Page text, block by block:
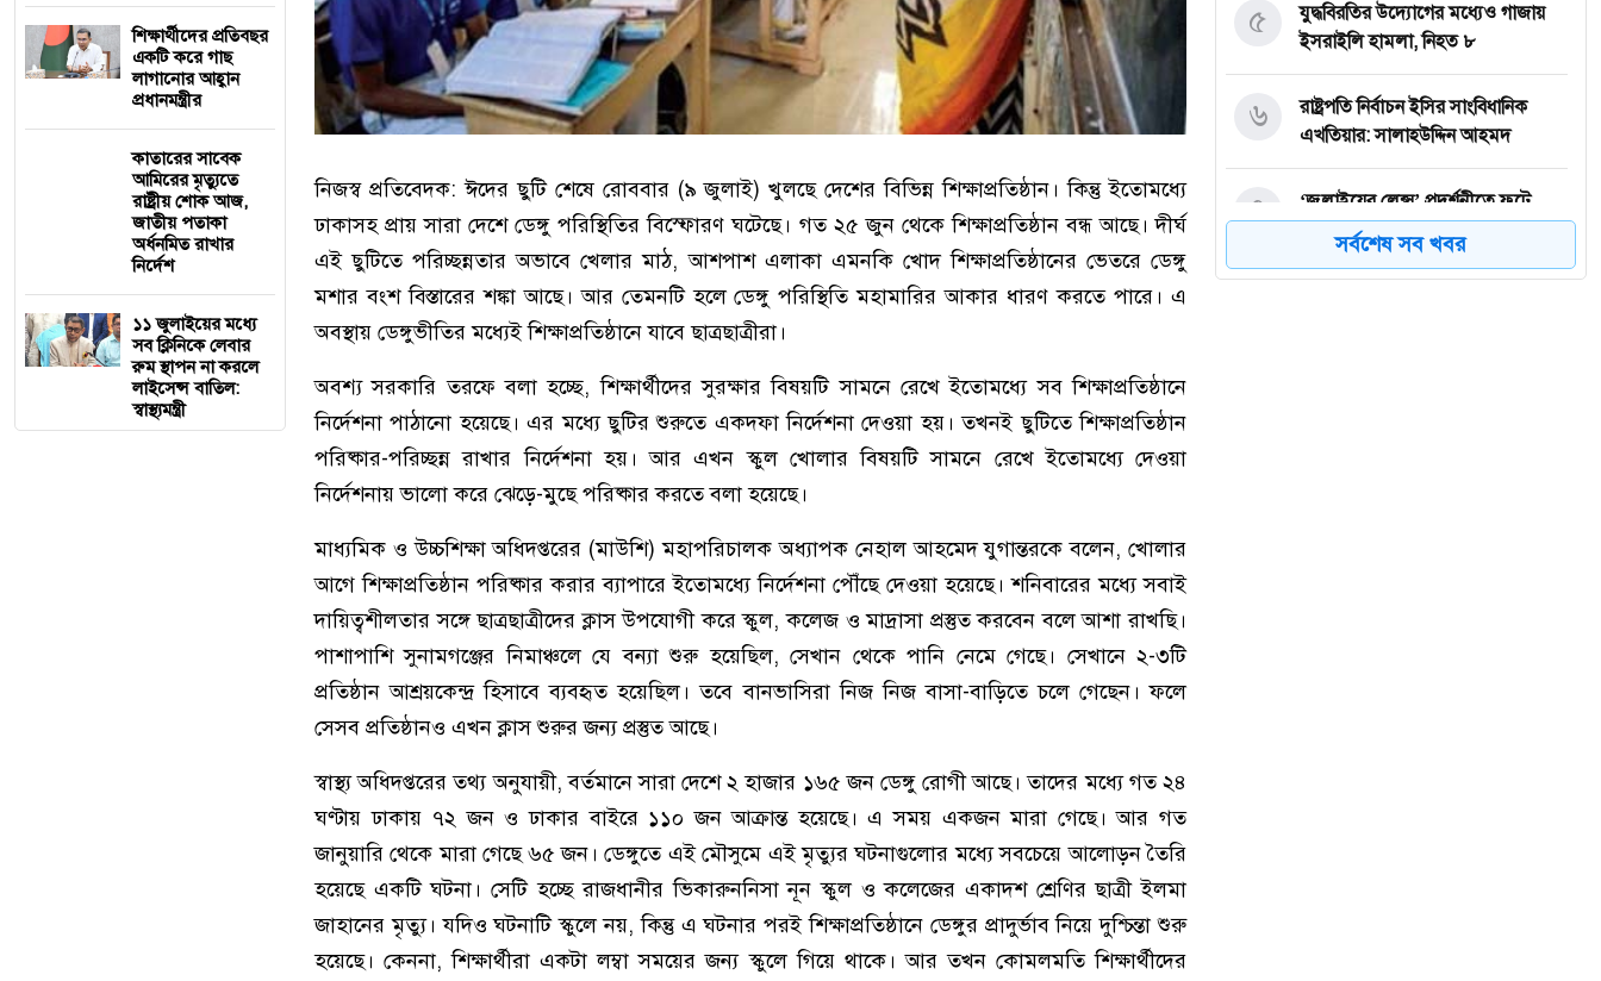
শিক্ষার্থীদের প্রতিবছর
একটি করে গাছ
লাগানোর আহ্বান
প্রধানমন্ত্রীর
কাতারের সাবেক
আমিরের মৃত্যুতে
রাষ্ট্রীয় শোক আজ,
জাতীয় পতাকা
অর্ধনমিত রাখার
নির্দেশ
১১ জুলাইয়ের মধ্যে
সব ক্লিনিকে লেবার
রুম স্থাপন না করলে
লাইসেন্স বাতিল:
স্বাস্থ্যমন্ত্রী
নিজস্ব প্রতিবেদক: ঈদের ছুটি শেষে রোববার (৯ জুলাই) খুলছে দেশের বিভিন্ন শিক্ষাপ্রতিষ্ঠান। কিন্তু ইতোমধ্যে
ঢাকাসহ প্রায় সারা দেশে ডেঙ্গু পরিস্থিতির বিস্ফোরণ ঘটেছে। গত ২৫ জুন থেকে শিক্ষাপ্রতিষ্ঠান বন্ধ আছে। দীর্ঘ
এই ছুটিতে পরিচ্ছন্নতার অভাবে খেলার মাঠ, আশপাশ এলাকা এমনকি খোদ শিক্ষাপ্রতিষ্ঠানের ভেতরে ডেঙ্গু
মশার বংশ বিস্তারের শঙ্কা আছে। আর তেমনটি হলে ডেঙ্গু পরিস্থিতি মহামারির আকার ধারণ করতে পারে। এ
অবস্থায় ডেঙ্গুভীতির মধ্যেই শিক্ষাপ্রতিষ্ঠানে যাবে ছাত্রছাত্রীরা।
অবশ্য সরকারি তরফে বলা হচ্ছে, শিক্ষার্থীদের সুরক্ষার বিষয়টি সামনে রেখে ইতোমধ্যে সব শিক্ষাপ্রতিষ্ঠানে
নির্দেশনা পাঠানো হয়েছে। এর মধ্যে ছুটির শুরুতে একদফা নির্দেশনা দেওয়া হয়। তখনই ছুটিতে শিক্ষাপ্রতিষ্ঠান
পরিষ্কার-পরিচ্ছন্ন রাখার নির্দেশনা হয়। আর এখন স্কুল খোলার বিষয়টি সামনে রেখে ইতোমধ্যে দেওয়া
নির্দেশনায় ভালো করে ঝেড়ে-মুছে পরিষ্কার করতে বলা হয়েছে।
মাধ্যমিক ও উচ্চশিক্ষা অধিদপ্তরের (মাউশি) মহাপরিচালক অধ্যাপক নেহাল আহমেদ যুগান্তরকে বলেন, খোলার
আগে শিক্ষাপ্রতিষ্ঠান পরিষ্কার করার ব্যাপারে ইতোমধ্যে নির্দেশনা পৌঁছে দেওয়া হয়েছে। শনিবারের মধ্যে সবাই
দায়িত্বশীলতার সঙ্গে ছাত্রছাত্রীদের ক্লাস উপযোগী করে স্কুল, কলেজ ও মাদ্রাসা প্রস্তুত করবেন বলে আশা রাখছি।
পাশাপাশি সুনামগঞ্জের নিমাঞ্চলে যে বন্যা শুরু হয়েছিল, সেখান থেকে পানি নেমে গেছে। সেখানে ২-৩টি
প্রতিষ্ঠান আশ্রয়কেন্দ্র হিসাবে ব্যবহৃত হয়েছিল। তবে বানভাসিরা নিজ নিজ বাসা-বাড়িতে চলে গেছেন। ফলে
সেসব প্রতিষ্ঠানও এখন ক্লাস শুরুর জন্য প্রস্তুত আছে।
স্বাস্থ্য অধিদপ্তরের তথ্য অনুযায়ী, বর্তমানে সারা দেশে ২ হাজার ১৬৫ জন ডেঙ্গু রোগী আছে। তাদের মধ্যে গত ২৪
ঘণ্টায় ঢাকায় ৭২ জন ও ঢাকার বাইরে ১১০ জন আক্রান্ত হয়েছে। এ সময় একজন মারা গেছে। আর গত
জানুয়ারি থেকে মারা গেছে ৬৫ জন। ডেঙ্গুতে এই মৌসুমে এই মৃত্যুর ঘটনাগুলোর মধ্যে সবচেয়ে আলোড়ন তৈরি
হয়েছে একটি ঘটনা। সেটি হচ্ছে রাজধানীর ভিকারুননিসা নূন স্কুল ও কলেজের একাদশ শ্রেণির ছাত্রী ইলমা
জাহানের মৃত্যু। যদিও ঘটনাটি স্কুলে নয়, কিন্তু এ ঘটনার পরই শিক্ষাপ্রতিষ্ঠানে ডেঙ্গুর প্রাদুর্ভাব নিয়ে দুশ্চিন্তা শুরু
হয়েছে। কেননা, শিক্ষার্থীরা একটা লম্বা সময়ের জন্য স্কুলে গিয়ে থাকে। আর তখন কোমলমতি শিক্ষার্থীদের
যুদ্ধবিরতির উদ্যোগের মধ্যেও গাজায়
ইসরাইলি হামলা, নিহত ৮
৫
রাষ্ট্রপতি নির্বাচন ইসির সাংবিধানিক
এখতিয়ার: সালাহউদ্দিন আহমদ
৬
‘জুলাইয়ের লেন্স’ প্রদর্শনীতে ফুটে
উঠেছে গণঅভ্যুত্থানের ভয়াবহতা
৭
সর্বশেষ সব খবর